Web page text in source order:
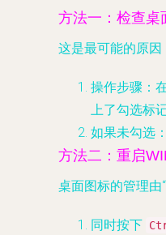
方法一：检查桌
这是最可能的原因
操作步骤 ：
上了勾选标
如果未勾选
方法二：重启
桌面图标的管理由
同时按下